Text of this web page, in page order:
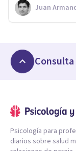
Juan
Psicología para
diarios sobre salud